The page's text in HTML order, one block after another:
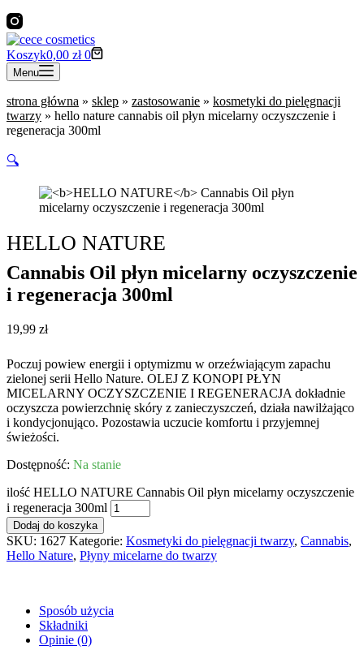
Koszyk0,00 zł 0
Menu
strona główna » sklep » zastosowanie » kosmetyki do pielęgnacji
twarzy » hello nature cannabis oil płyn micelarny oczyszczenie i
regeneracja 300ml
🔍
HELLO NATURE
Cannabis Oil płyn micelarny oczyszczenie
i regeneracja 300ml
19,99 zł
Poczuj powiew energii i optymizmu w orzeźwiającym zapachu
zielonej serii Hello Nature. OLEJ Z KONOPI PŁYN
MICELARNY OCZYSZCZENIE I REGENERACJA dokładnie
oczyszcza powierzchnię skóry z zanieczyszczeń, działa nawilżająco
i kondycjonująco. Pozostawia uczucie komfortu i przyjemnej
świeżości.
Na stanie
ilość HELLO NATURE Cannabis Oil płyn micelarny oczyszczenie
i regeneracja 300ml
Dodaj do koszyka
SKU: 1627 Kategorie: Kosmetyki do pielęgnacji twarzy, Cannabis,
Hello Nature, Płyny micelarne do twarzy
Sposób użycia
Składniki
Opinie (0)